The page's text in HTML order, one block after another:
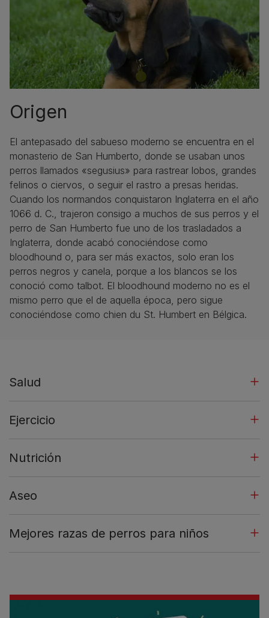
Origen
El antepasado del sabueso moderno se encuentra en el
monasterio de San Humberto, donde se usaban unos
perros llamados «segusius» para rastrear lobos, grandes
felinos o ciervos, o seguir el rastro a presas heridas.
Cuando los normandos conquistaron Inglaterra en el año
1066 d. C., trajeron consigo a muchos de sus perros y el
perro de San Humberto fue uno de los trasladados a
Inglaterra, donde acabó conociéndose como
bloodhound o, para ser más exactos, solo eran los
perros negros y canela, porque a los blancos se los
conoció como talbot. El bloodhound moderno no es el
mismo perro que el de aquella época, pero sigue
conociéndose como chien du St. Humbert en Bélgica.
Salud
Ejercicio
Nutrición
Aseo
Mejores razas de perros para niños